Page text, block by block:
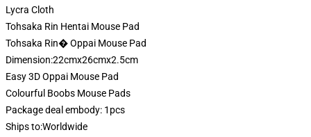
Lycra Cloth
Tohsaka Rin Hentai Mouse Pad
Tohsaka Rin� Oppai Mouse Pad
Dimension:22cmx26cmx2.5cm
Easy 3D Oppai Mouse Pad
Colourful Boobs Mouse Pads
Package deal embody: 1pcs
Ships to:Worldwide